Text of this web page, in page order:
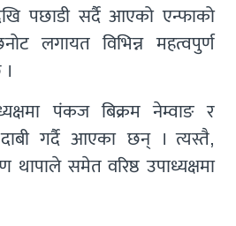
पछाडी सर्दै आएको एन्फाको
लगायत विभिन्न महत्वपुर्ण
पंकज बिक्रम नेम्वाङ र
गर्दै आएका छन् । त्यस्तै,
थापाले समेत वरिष्ठ उपाध्यक्षमा